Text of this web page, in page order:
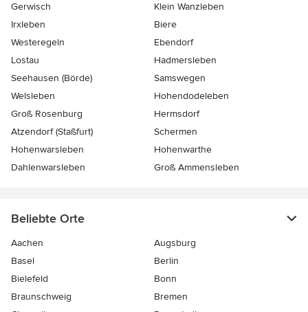
Gerwisch
Klein Wanzleben
Irxleben
Biere
Westeregeln
Ebendorf
Lostau
Hadmersleben
Seehausen (Börde)
Samswegen
Welsleben
Hohendodeleben
Groß Rosenburg
Hermsdorf
Atzendorf (Staßfurt)
Schermen
Hohenwarsleben
Hohenwarthe
Dahlenwarsleben
Groß Ammensleben
Beliebte Orte
Aachen
Augsburg
Basel
Berlin
Bielefeld
Bonn
Braunschweig
Bremen